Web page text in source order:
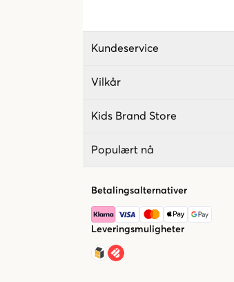
Kundeservice
Vilkår
Kids Brand Store
Populært nå
Betalingsalternativer
Leveringsmuligheter